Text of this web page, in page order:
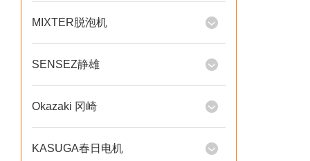
MIXTER脱泡机
SENSEZ静雄
Okazaki 冈崎
KASUGA春日电机